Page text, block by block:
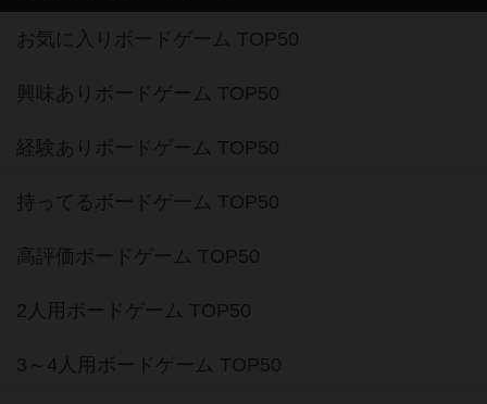
お気に入りボードゲーム TOP50
興味ありボードゲーム TOP50
経験ありボードゲーム TOP50
持ってるボードゲーム TOP50
高評価ボードゲーム TOP50
2人用ボードゲーム TOP50
3～4人用ボードゲーム TOP50